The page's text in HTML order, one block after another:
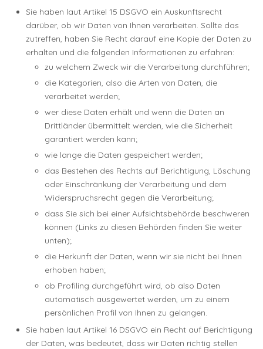
Sie haben laut Artikel 15 DSGVO ein Auskunftsrecht
darüber, ob wir Daten von Ihnen verarbeiten. Sollte das
zutreffen, haben Sie Recht darauf eine Kopie der Daten zu
erhalten und die folgenden Informationen zu erfahren:
zu welchem Zweck wir die Verarbeitung durchführen;
die Kategorien, also die Arten von Daten, die
verarbeitet werden;
wer diese Daten erhält und wenn die Daten an
Drittländer übermittelt werden, wie die Sicherheit
garantiert werden kann;
wie lange die Daten gespeichert werden;
das Bestehen des Rechts auf Berichtigung, Löschung
oder Einschränkung der Verarbeitung und dem
Widerspruchsrecht gegen die Verarbeitung;
dass Sie sich bei einer Aufsichtsbehörde beschweren
können (Links zu diesen Behörden finden Sie weiter
unten);
die Herkunft der Daten, wenn wir sie nicht bei Ihnen
erhoben haben;
ob Profiling durchgeführt wird, ob also Daten
automatisch ausgewertet werden, um zu einem
persönlichen Profil von Ihnen zu gelangen.
Sie haben laut Artikel 16 DSGVO ein Recht auf Berichtigung
der Daten, was bedeutet, dass wir Daten richtig stellen